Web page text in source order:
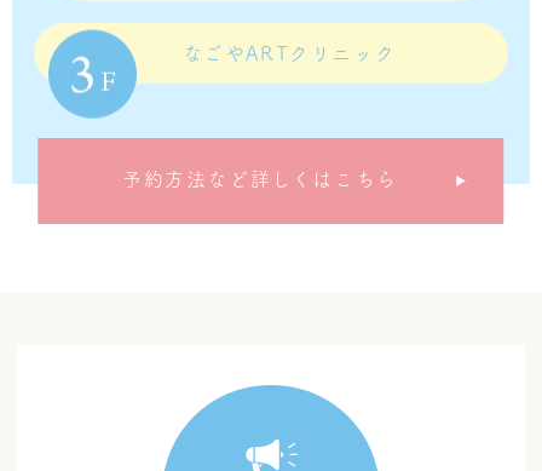
なごやARTクリニック
予約方法など詳しくはこちら